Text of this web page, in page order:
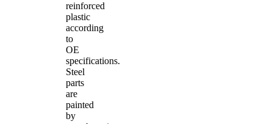
reinforced
plastic
according
to
OE
specifications.
Steel
parts
are
painted
by